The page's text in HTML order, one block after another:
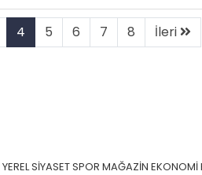
4 5 6 7 8 İleri
YERELSİYASETSPOR MAĞAZİN EKONOMİ